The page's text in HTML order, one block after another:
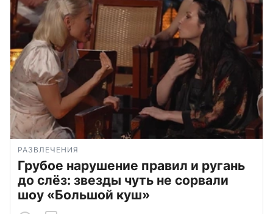
РАЗВЛЕЧЕНИЯ
Грубое нарушение правил и ругань
до слёз: звезды чуть не сорвали
шоу «Большой куш»